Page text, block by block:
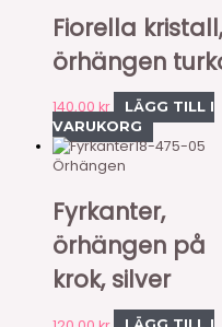
Fiorella kristall,
örhängen
140,00 kr
LÄGG TILL I
VARUKORG
18-475-05
Örhängen
Fyrkanter,
örhängen på
krok, silver